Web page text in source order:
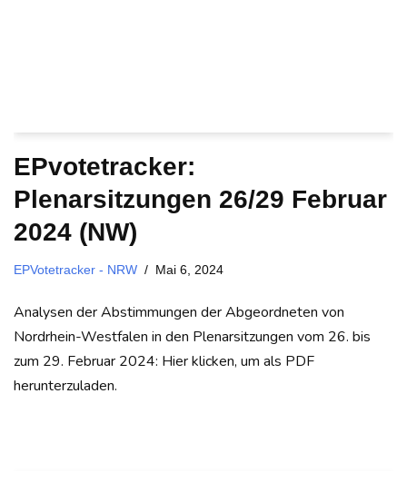
EPvotetracker:
Plenarsitzungen 26/29 Februar
2024 (NW)
EPVotetracker - NRW Mai 6, 2024
Analysen der Abstimmungen der Abgeordneten von
Nordrhein-Westfalen in den Plenarsitzungen vom 26. bis
zum 29. Februar 2024: Hier klicken, um als PDF
herunterzuladen.